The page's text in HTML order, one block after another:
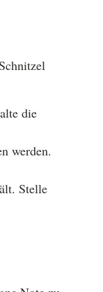
die
werden.
Stelle